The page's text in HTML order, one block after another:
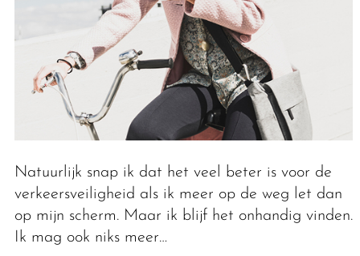
Natuurlijk snap ik dat het veel beter is voor de
verkeersveiligheid als ik meer op de weg let dan
op mijn scherm. Maar ik blijf het onhandig vinden.
Ik mag ook niks meer…